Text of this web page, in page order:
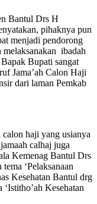
Bantul Drs H
pihaknya pun
menjadi pendorong
melaksanakan ibadah
Bupati sangat
Jama’ah Calon Haji
dari laman Pemkab
haji yang usianya
calhaj juga
Kemenag Bantul Drs
‘Pelaksanaan
Kesehatan Bantul drg
Kesehatan